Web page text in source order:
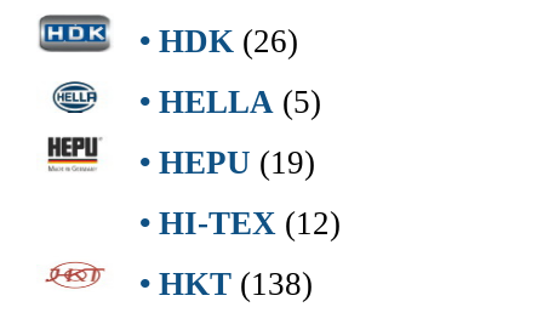
• HDK (26)
• HELLA (5)
• HEPU (19)
• HI-TEX (12)
• HKT (138)